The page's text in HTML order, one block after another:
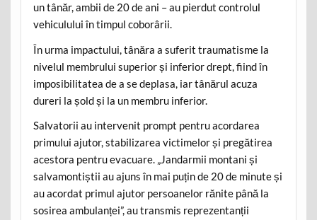
un tânăr, ambii de 20 de ani – au pierdut controlul
vehiculului în timpul coborârii.
În urma impactului, tânăra a suferit traumatisme la
nivelul membrului superior și inferior drept, fiind în
imposibilitatea de a se deplasa, iar tânărul acuza
dureri la șold și la un membru inferior.
Salvatorii au intervenit prompt pentru acordarea
primului ajutor, stabilizarea victimelor și pregătirea
acestora pentru evacuare. „Jandarmii montani și
salvamontiștii au ajuns în mai puțin de 20 de minute și
au acordat primul ajutor persoanelor rănite până la
sosirea ambulanței”, au transmis reprezentanții